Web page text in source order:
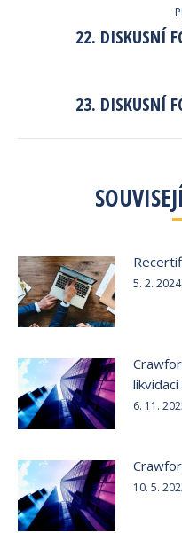
NAVIGATION
22. DISKUSNÍ
23. DISKUSNÍ
5. 2. 2024
6. 11.
10. 5.